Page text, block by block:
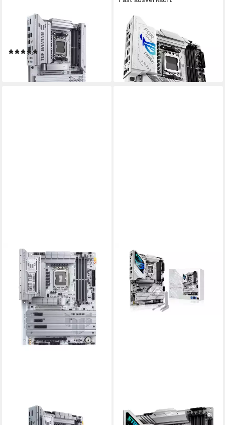
TUF GAMING B850-BTF
WIFI W Mainboard
(1)
ab 249,00 €
lieferbar - in 3-4 Werktagen bei dir
ASUS
ROG STRIX X870-A GAMING
WIFI Mainboard
ab 389,00 €
lieferbar - in 3-4 Werktagen bei dir